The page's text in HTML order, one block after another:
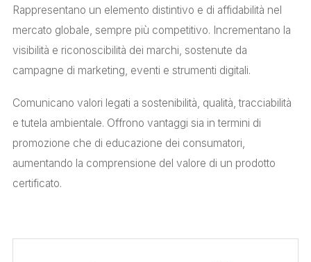
Rappresentano un elemento distintivo e di affidabilità nel
mercato globale, sempre più competitivo. Incrementano la
visibilità e riconoscibilità dei marchi, sostenute da
campagne di marketing, eventi e strumenti digitali.
Comunicano valori legati a sostenibilità, qualità, tracciabilità
e tutela ambientale. Offrono vantaggi sia in termini di
promozione che di educazione dei consumatori,
aumentando la comprensione del valore di un prodotto
certificato.